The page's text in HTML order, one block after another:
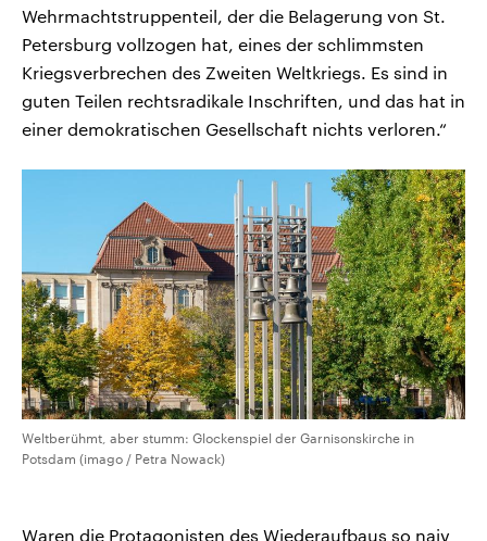
Wehrmachtstruppenteil, der die Belagerung von St.
Petersburg vollzogen hat, eines der schlimmsten
Kriegsverbrechen des Zweiten Weltkriegs. Es sind in
guten Teilen rechtsradikale Inschriften, und das hat in
einer demokratischen Gesellschaft nichts verloren.“
Weltberühmt, aber stumm: Glockenspiel der Garnisonskirche in
Potsdam (imago / Petra Nowack)
Waren die Protagonisten des Wiederaufbaus so naiv